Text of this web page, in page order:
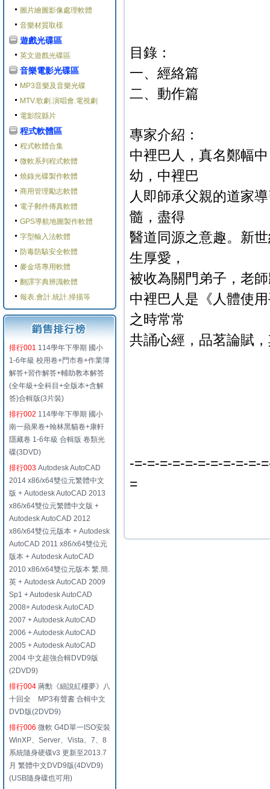
圖片繪圖影像處理軟體
音樂材質取樣
遊戲光碟區
英文遊戲光碟區
音樂電影光碟區
MP3音樂及音樂光碟
MTV.歌劇.演唱會.電視劇
電影院縣片
程式軟體區
程式軟體合集
微軟系列程式軟體
燒錄光碟製作軟體
商用管理勵志軟體
電子郵件傳真軟體
GPS導航地圖製作軟體
字型輸入法軟體
防毒防駭安全軟體
麥金塔專用軟體
翻譯字典辨識軟體
報表.會計.統計.掃描等
排行001 114學年下學期 國小
1-6年級 校用卷+門市卷+作業簿
解答+習作解答+輔助教本解答
(全年級+全科目+全版本+含解
答)合輯版(3片裝)
排行002 114學年下學期 國小
南一蘋果卷+翰林黑貓卷+康軒
隱藏卷 1-6年級 合輯版 卷類光
碟(3DVD)
排行003 Autodesk AutoCAD
2014 x86/x64雙位元繁體中文
版 + Autodesk AutoCAD 2013
x86/x64雙位元繁體中文版 +
Autodesk AutoCAD 2012
x86/x64雙位元版本 + Autodesk
AutoCAD 2011 x86/x64雙位元
版本 + Autodesk AutoCAD
2010 x86/x64雙位元版本 繁.簡.
英 + Autodesk AutoCAD 2009
Sp1 + Autodesk AutoCAD
2008+ Autodesk AutoCAD
2007 + Autodesk AutoCAD
2006 + Autodesk AutoCAD
2005 + Autodesk AutoCAD
2004 中文超強合輯DVD9版
(2DVD9)
排行004 蔣勳《細說紅樓夢》八
十回全 MP3有聲書 合輯中文
DVD版(2DVD9)
排行006 微軟 G4D單一ISO安裝
WinXP、Server、Vista、7、8
系統隨身硬碟v3 更新至2013.7
月 繁體中文DVD9版(4DVD9)
(USB隨身碟也可用)
目錄：
一、經絡篇
二、動作篇
專家介紹：
中裡巴人，真名鄭幅
幼，中裡巴
人即師承父親的道家
髓，盡得
醫道同源之意趣。新
生厚愛，
被收為關門弟子，老
中裡巴人是《人體使
之時常常
共誦心經，品茗論賦
-=-=-=-=-=-=-=-=-=-=-
=